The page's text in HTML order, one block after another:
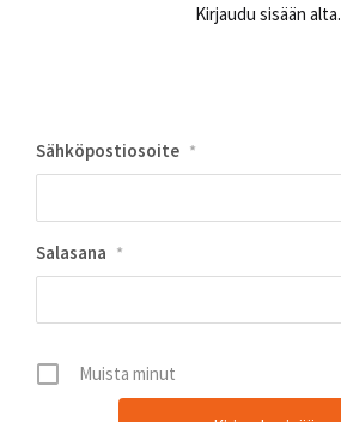
Kirjaudu sisään alta.
Sähköpostiosoite *
Salasana *
Muista minut